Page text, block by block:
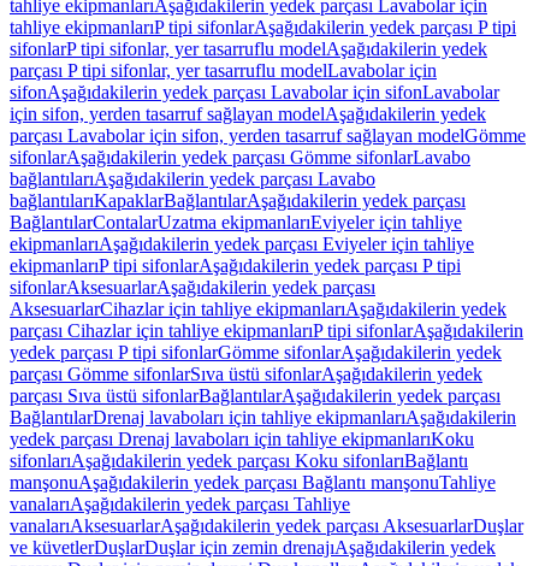
tahliye ekipmanlarıAşağıdakilerin yedek parçası Lavabolar için
tahliye ekipmanlarıP tipi sifonlarAşağıdakilerin yedek parçası P tipi
sifonlarP tipi sifonlar, yer tasarruflu modelAşağıdakilerin yedek
parçası P tipi sifonlar, yer tasarruflu modelLavabolar için
sifonAşağıdakilerin yedek parçası Lavabolar için sifonLavabolar
için sifon, yerden tasarruf sağlayan modelAşağıdakilerin yedek
parçası Lavabolar için sifon, yerden tasarruf sağlayan modelGömme
sifonlarAşağıdakilerin yedek parçası Gömme sifonlarLavabo
bağlantılarıAşağıdakilerin yedek parçası Lavabo
bağlantılarıKapaklarBağlantılarAşağıdakilerin yedek parçası
BağlantılarContalarUzatma ekipmanlarıEviyeler için tahliye
ekipmanlarıAşağıdakilerin yedek parçası Eviyeler için tahliye
ekipmanlarıP tipi sifonlarAşağıdakilerin yedek parçası P tipi
sifonlarAksesuarlarAşağıdakilerin yedek parçası
AksesuarlarCihazlar için tahliye ekipmanlarıAşağıdakilerin yedek
parçası Cihazlar için tahliye ekipmanlarıP tipi sifonlarAşağıdakilerin
yedek parçası P tipi sifonlarGömme sifonlarAşağıdakilerin yedek
parçası Gömme sifonlarSıva üstü sifonlarAşağıdakilerin yedek
parçası Sıva üstü sifonlarBağlantılarAşağıdakilerin yedek parçası
BağlantılarDrenaj lavaboları için tahliye ekipmanlarıAşağıdakilerin
yedek parçası Drenaj lavaboları için tahliye ekipmanlarıKoku
sifonlarıAşağıdakilerin yedek parçası Koku sifonlarıBağlantı
manşonuAşağıdakilerin yedek parçası Bağlantı manşonuTahliye
vanalarıAşağıdakilerin yedek parçası Tahliye
vanalarıAksesuarlarAşağıdakilerin yedek parçası AksesuarlarDuşlar
ve küvetlerDuşlarDuşlar için zemin drenajıAşağıdakilerin yedek